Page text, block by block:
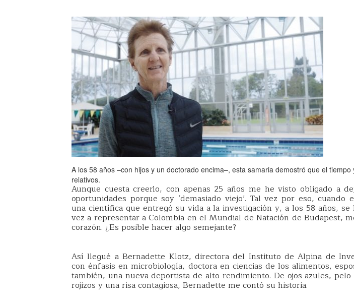
A los 58 años –con hijos y un doctorado encima–, esta samaria demostró que el tiempo
relativos.
Aunque cuesta creerlo, con apenas 25 años me he visto obligado a
oportunidades porque soy ‘demasiado viejo’. Tal vez por eso, cuando
una científica que entregó su vida a la investigación y, a los 58 años,
vez a representar a Colombia en el Mundial de Natación de Budapest,
corazón. ¿Es posible hacer algo semejante?
Así llegué a Bernadette Klotz, directora del Instituto de Alpina de
con énfasis en microbiología, doctora en ciencias de los alimentos,
también, una nueva deportista de alto rendimiento. De ojos azules,
rojizos y una risa contagiosa, Bernadette me contó su historia.